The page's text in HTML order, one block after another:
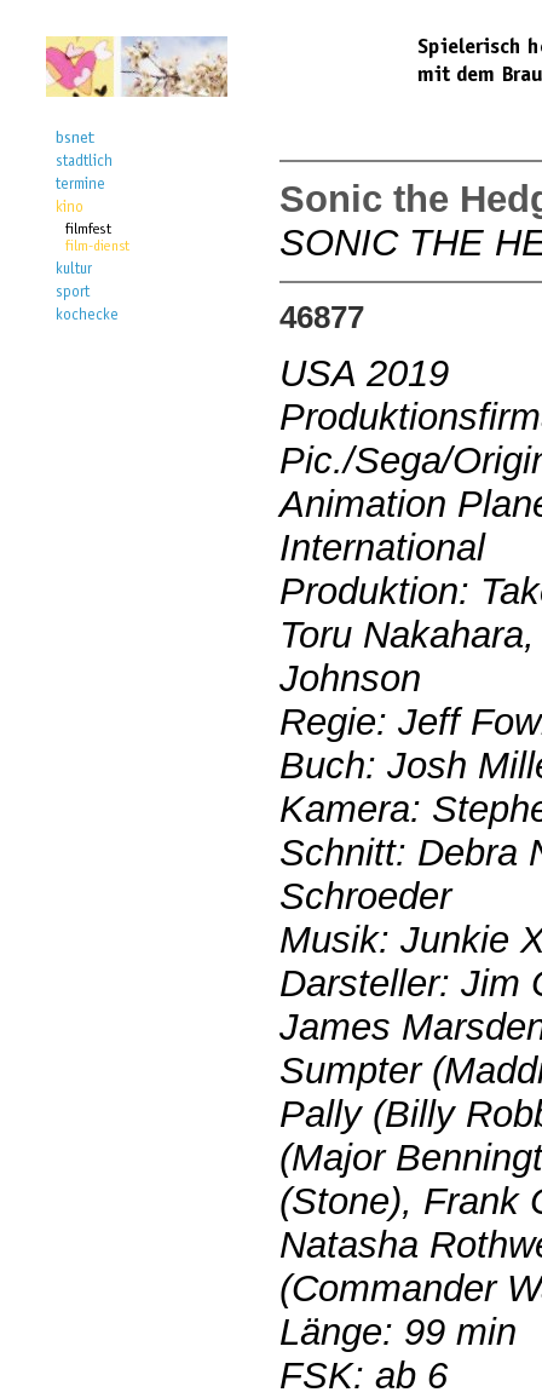
Sonic the
SONIC THE
46877
USA 2019
Pic./Sega/
Animation
International
Produktion:
Toru
Johnson
Regie: Jeff
Buch: Josh
Kamera:
Schnitt: Debra
Schroeder
Musik: Junkie
Darsteller: Jim
James
Sumpter
Pally (Billy
(Major
(Stone), Frank
Natasha
(Commander
Länge: 99 min
FSK: ab 6